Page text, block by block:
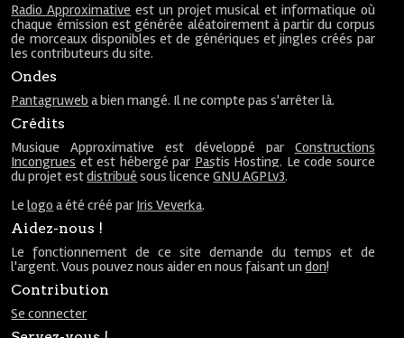
Radio Approximative est un projet musical et informatique où
chaque émission est générée aléatoirement à partir du corpus
de morceaux disponibles et de génériques et jingles créés par
les contributeurs du site.
Ondes
Pantagruweb a bien mangé. Il ne compte pas s'arrêter là.
Crédits
Musique Approximative est développé par Constructions
Incongrues et est hébergé par Pastis Hosting. Le code source
du projet estdistribué sous licenceGNU AGPLv3.
Lelogo a été créé par Iris Veverka.
Aidez-nous !
Le fonctionnement de ce site demande du temps et de
l'argent. Vous pouvez nous aider en nous faisant undon!
Contribution
Se connecter